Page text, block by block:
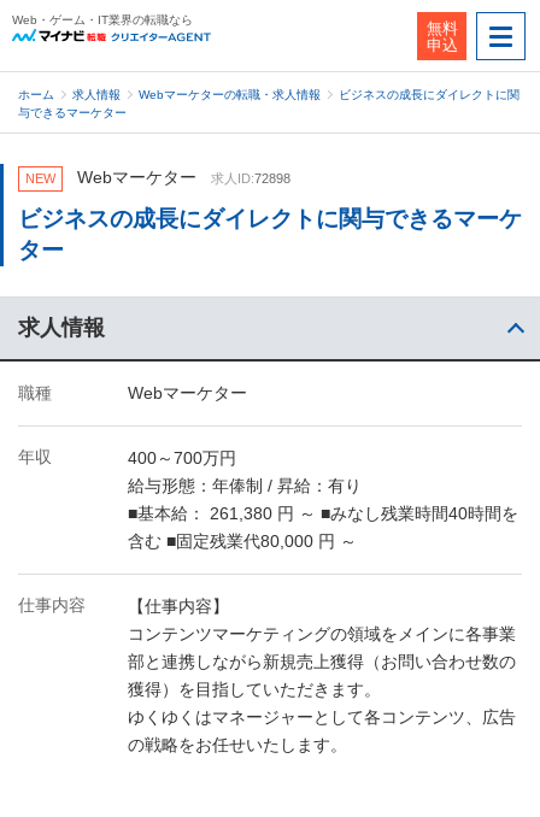
Web・ゲーム・IT業界の転職なら
無料
申込
ホーム 求人情報 Webマーケターの転職・求人情報
ビジネスの成長にダイレクトに関
与できるマーケター
NEW Webマーケター 求人ID:72898
ビジネスの成長にダイレクトに関与できるマーケ
ター
求人情報
職種 Webマーケター
年収
400～700万円
給与形態：年俸制 / 昇給：有り
■基本給： 261,380 円 ～ ■みなし残業時間40時間を
含む ■固定残業代80,000 円 ～
仕事内容
【仕事内容】
コンテンツマーケティングの領域をメインに各事業
部と連携しながら新規売上獲得（お問い合わせ数の
獲得）を目指していただきます。
ゆくゆくはマネージャーとして各コンテンツ、広告
の戦略をお任せいたします。